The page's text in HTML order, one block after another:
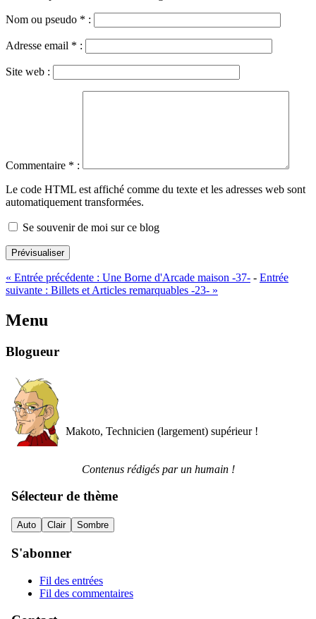
Nom ou pseudo * :
Adresse email * :
Site web :
Commentaire * :
Le code HTML est affiché comme du texte et les adresses web sont
automatiquement transformées.
Se souvenir de moi sur ce blog
Prévisualiser
« Entrée précédente : Une Borne d'Arcade maison -37- - Entrée
suivante : Billets et Articles remarquables -23- »
Menu
Blogueur
Makoto, Technicien (largement) supérieur !
Contenus rédigés par un humain !
Sélecteur de thème
Auto Clair Sombre
S'abonner
Fil des entrées
Fil des commentaires